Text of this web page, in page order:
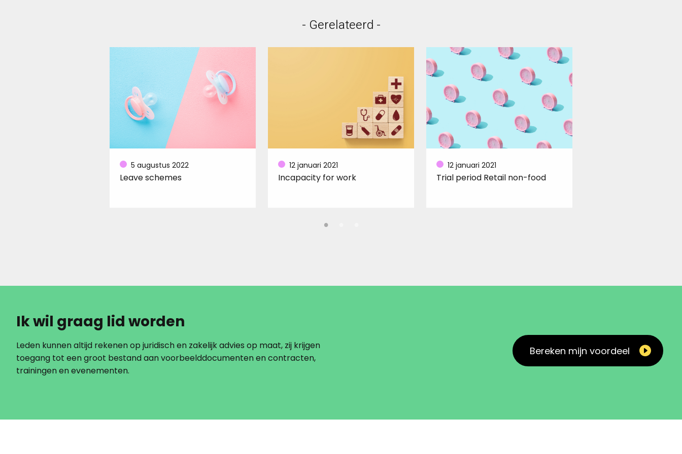
- Gerelateerd -
5 augustus 2022
Leave schemes
12 januari 2021
Incapacity for work
12 januari 2021
Trial period Retail non-food
Ik wil graag lid worden
Leden kunnen altijd rekenen op juridisch en zakelijk advies op maat, zij krijgen
toegang tot een groot bestand aan voorbeelddocumenten en contracten,
trainingen en evenementen.
Bereken mijn voordeel